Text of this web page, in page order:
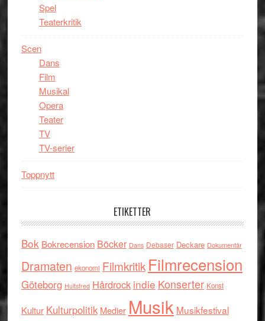
Spel
Teaterkritik
Scen
Dans
Film
Musikal
Opera
Teater
TV
TV-serier
Toppnytt
ETIKETTER
Bok Bokrecension Böcker Dans Debaser Deckare Dokumentär
Dramaten ekonomi Filmkritik Filmrecension
Göteborg Hultsfred Hårdrock indie Konserter Konst
Kultur Kulturpolitik Medier Musik Musikfestival